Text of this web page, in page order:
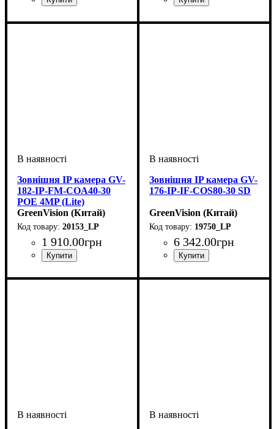
Зовнішня IP камера GV-
182-IP-FM-COA40-30
POE 4MP (Lite)
GreenVision (Китай)
20153_LP
1 910.00грн
Зовнішня IP камера GV-
176-IP-IF-COS80-30 SD
GreenVision (Китай)
19750_LP
6 342.00грн